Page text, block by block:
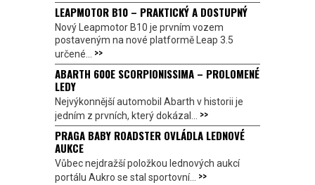
LEAPMOTOR B10 – PRAKTICKÝ A DOSTUPNÝ
Nový Leapmotor B10 je prvním vozem
postaveným na nové platformě Leap 3.5
určené... >>
ABARTH 600E SCORPIONISSIMA – PROLOMENÉ
LEDY
Nejvýkonnější automobil Abarth v historii je
jedním z prvních, který dokázal... >>
PRAGA BABY ROADSTER OVLÁDLA LEDNOVÉ
AUKCE
Vůbec nejdražší položkou lednových aukcí
portálu Aukro se stal sportovní... >>